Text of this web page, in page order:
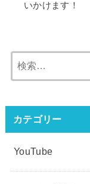
いかけます！
カテゴリー
YouTube